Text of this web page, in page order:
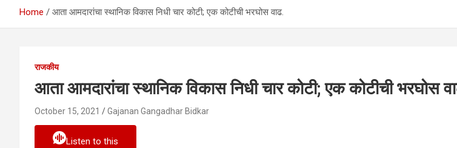
Home आता आमदारांचा स्थानिक विकास निधी चार कोटी; एक कोटीची भरघोस वाढ.
राजकीय
आता आमदारांचा स्थानिक विकास निधी चार कोटी; एक कोटीची भरघोस
October 15, 2021 Gajanan Gangadhar Bidkar
Listen to this